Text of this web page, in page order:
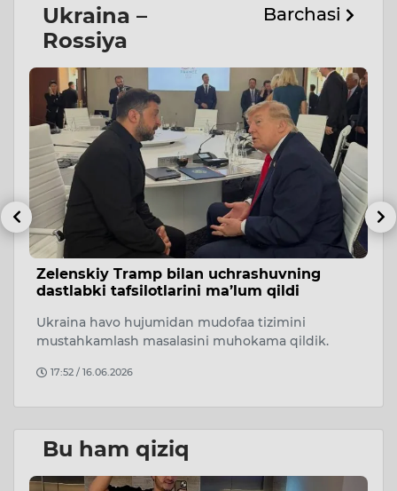
Ukraina –
Rossiya
Barchasi
Zelenskiy Tramp bilan uchrashuvning
dastlabki tafsilotlarini ma’lum qildi
Ukraina havo hujumidan mudofaa tizimini
mustahkamlash masalasini muhokama qildik.
17:52 / 16.06.2026
Bu ham qiziq